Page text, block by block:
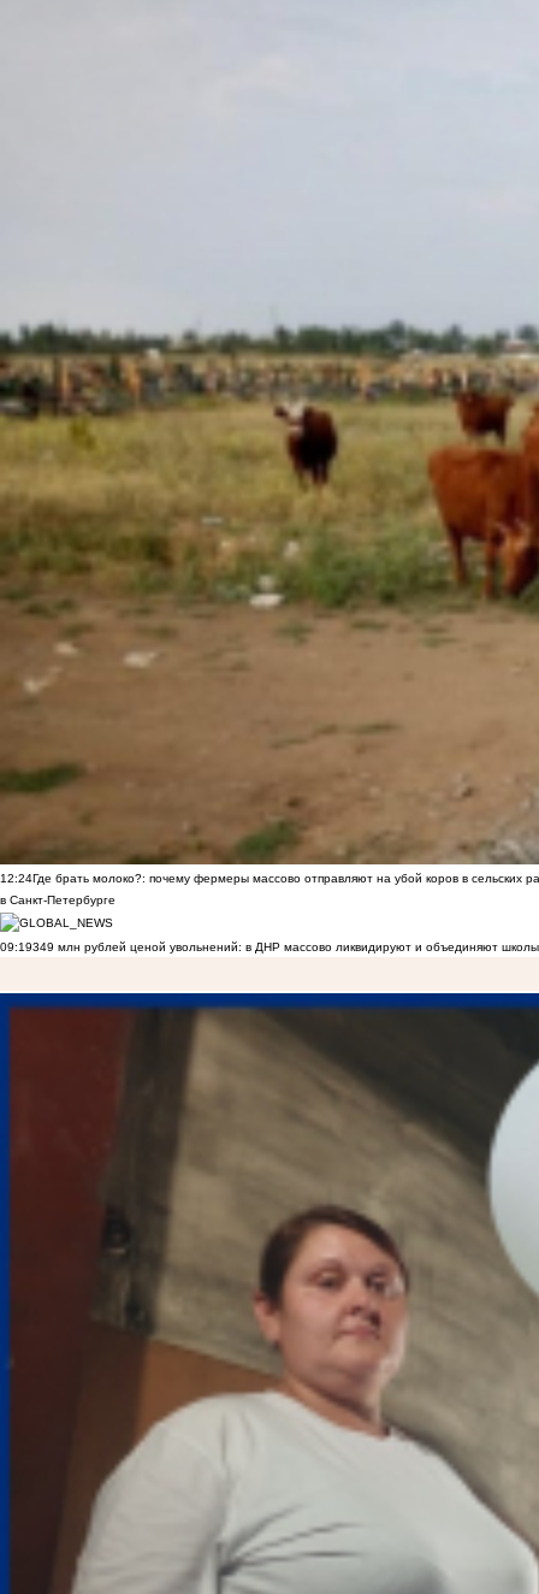
12:24Где брать молоко?: почему фермеры массово отправляют на убой коров в сельских
в Санкт-Петербурге
09:19349 млн рублей ценой увольнений: в ДНР массово ликвидируют и объединяют